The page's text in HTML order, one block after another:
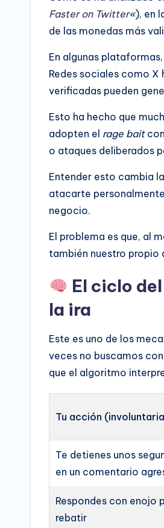
Faster on Twitter«), en
de las monedas más
En algunas
Redes sociales como
verificadas pueden
Esto ha hecho que
adopten el rage bait
o ataques deliberados
Entender esto cambia
atacarte
negocio.
El problema es que, al
también nuestro propio
El ciclo
la ira
Este es uno de los
veces no buscamos
que el algoritmo
Tu acción
Te detienes unos
en un comentario
Respondes con enojo
rebatir